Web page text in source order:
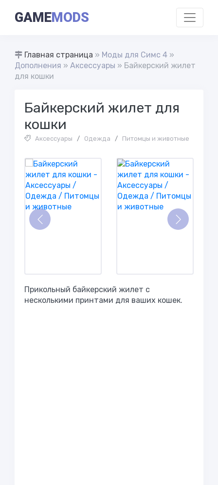
GAMEMODS
Главная страница » Моды для Симс 4 »
Дополнения » Аксессуары » Байкерский жилет
для кошки
Байкерский жилет для
кошки
Аксессуары / Одежда / Питомцы и животные
Прикольный байкерский жилет с
несколькими принтами для ваших кошек.